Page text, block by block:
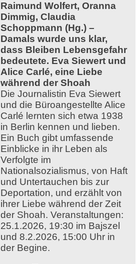
Raimund Wolfert, Oranna
Dimmig, Claudia
Schoppmann (Hg.) –
Damals wurde uns klar,
dass Bleiben Lebensgefahr
bedeutete. Eva Siewert und
Alice Carlé, eine Liebe
während der Shoah
Die Journalistin Eva Siewert
und die Büroangestellte Alice
Carlé lernten sich etwa 1938
in Berlin kennen und lieben.
Ein Buch gibt umfassende
Einblicke in ihr Leben als
Verfolgte im
Nationalsozialismus, von Haft
und Untertauchen bis zur
Deportation, und erzählt von
ihrer Liebe während der Zeit
der Shoah. Veranstaltungen:
25.1.2026, 19:30 im Bajszel
und 8.2.2026, 15:00 Uhr in
der Begine.